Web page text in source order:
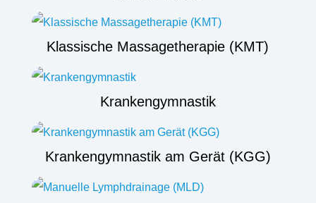
Klassische Massagetherapie (KMT)
Krankengymnastik
Krankengymnastik am Gerät (KGG)